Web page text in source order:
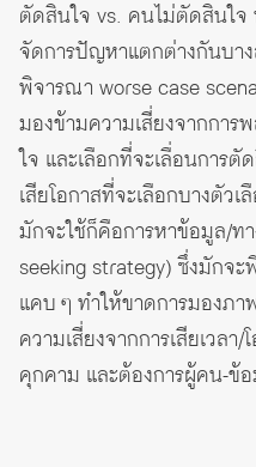
ตัดสินใจ vs. คนไม่ตัดสินใจ
จัดการปัญหาแตกต่างกันบา
พิจารณา worse case
มองข้ามความเสี่ยงจากกา
ใจ และเลือกที่จะเลื่อนการ
เสียโอกาสที่จะเลือกบางตัว
มักจะใช้ก็คือการหาข้อมูล/ท
seeking strategy) ซึ่งมักจ
แคบ ๆ ทำให้ขาดการมองภา
ความเสี่ยงจากการเสียเวลา
คุกคาม และต้องการผู้คน-